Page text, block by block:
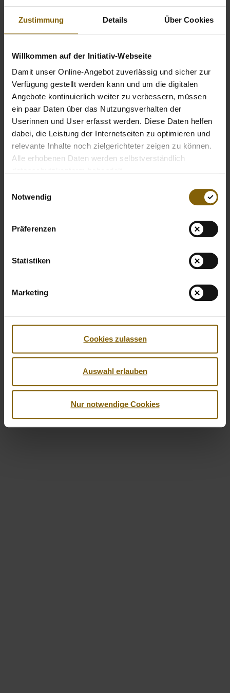
Zustimmung Details Über Cookies
Willkommen auf der Initiativ-Webseite
Damit unser Online-Angebot zuverlässig und sicher zur
Verfügung gestellt werden kann und um die digitalen
Angebote kontinuierlich weiter zu verbessern, müssen
ein paar Daten über das Nutzungsverhalten der
Userinnen und User erfasst werden. Diese Daten helfen
dabei, die Leistung der Internetseiten zu optimieren und
relevante Inhalte noch zielgerichteter zeigen zu können.
Alle erhobenen Daten werden selbstverständlich
Notwendig
Präferenzen
Statistiken
Marketing
Cookies zulassen
Auswahl erlauben
Nur notwendige Cookies
von euch getan. Eure Bekenner-Fotos findet ihr hier.
Liked, teilt, kommentiert und postet den Beitrag in euren
sauberen E-Sport.
Facebook
TwitterInstagramYoutubeLinkedIn
© 2026 by Nationale Anti Doping Agentur